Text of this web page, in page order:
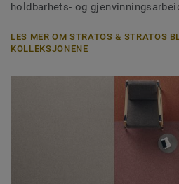
holdbarhets- og
LES MER OM STRATOS & STRATOS
KOLLEKSJONENE